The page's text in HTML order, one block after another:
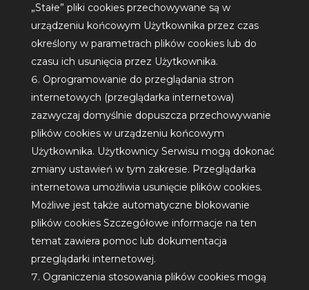
„Stałe” pliki cookies przechowywane są w
urządzeniu końcowym Użytkownika przez czas
określony w parametrach plików cookies lub do
czasu ich usunięcia przez Użytkownika.
Oprogramowanie do przeglądania stron
internetowych (przeglądarka internetowa)
zazwyczaj domyślnie dopuszcza przechowywanie
plików cookies w urządzeniu końcowym
Użytkownika. Użytkownicy Serwisu mogą dokonać
zmiany ustawień w tym zakresie. Przeglądarka
internetowa umożliwia usunięcie plików cookies.
Możliwe jest także automatyczne blokowanie
plików cookies Szczegółowe informacje na ten
temat zawiera pomoc lub dokumentacja
przeglądarki internetowej.
Ograniczenia stosowania plików cookies mogą